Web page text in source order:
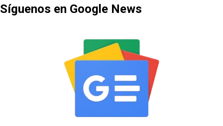
Síguenos en Google News